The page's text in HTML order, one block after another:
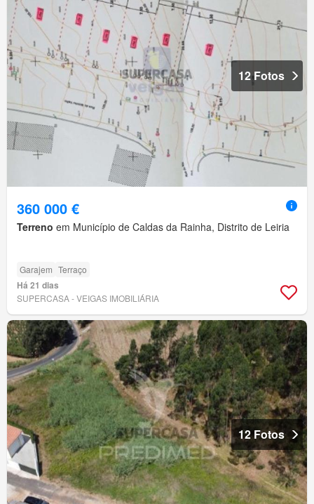
12 Fotos
360 000 €
Terreno em Município de Caldas da Rainha, Distrito de Leiria
Garajem Terraço
Há 21 dias
SUPERCASA - VEIGAS IMOBILIÁRIA
12 Fotos